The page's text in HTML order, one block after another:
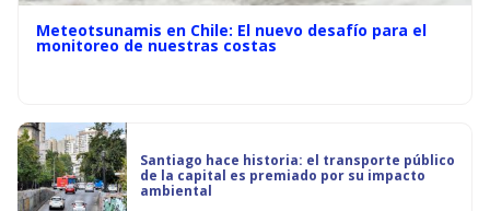
Meteotsunamis en Chile: El nuevo desafío para el
monitoreo de nuestras costas
Santiago hace historia: el transporte público
de la capital es premiado por su impacto
ambiental